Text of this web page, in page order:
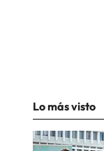
Lo más visto